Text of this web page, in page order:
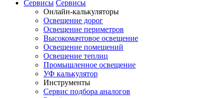
Сервисы Сервисы
Онлайн-калькуляторы
Освещение дорог
Освещение периметров
Высокомачтовое освещение
Освещение помещений
Освещение теплиц
Промышленное освещение
УФ калькулятор
Инструменты
Сервис подбора аналогов